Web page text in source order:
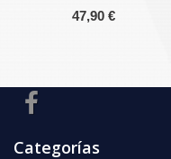
47,90 €
Categorías